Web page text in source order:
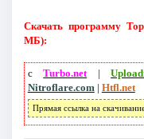
Скачать программу
МБ):
сTurbo.net|
Nitroflare.com| Htfl.net
Прямая ссылка на